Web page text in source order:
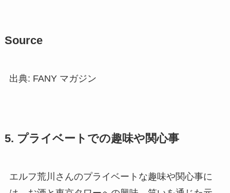
Source
出典: FANY マガジン
5. プライベートでの趣味や関心事
エルフ荒川さんのプライベートな趣味や関心事に